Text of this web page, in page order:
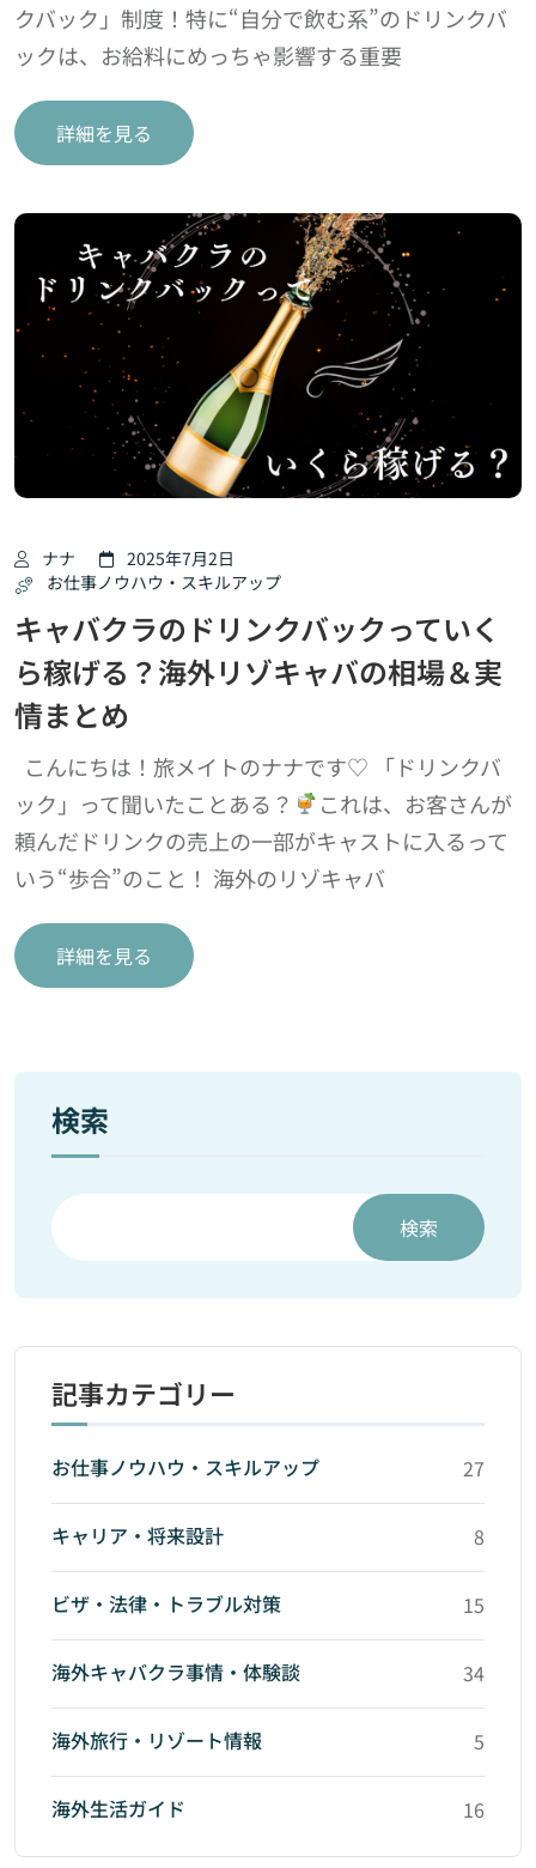
クバック」制度！特に“自分で飲む系”のドリンクバ
ックは、お給料にめっちゃ影響する重要
詳細を見る
ナナ
2025年7月2日
お仕事ノウハウ・スキルアップ
キャバクラのドリンクバックっていく
ら稼げる？海外リゾキャバの相場＆実
情まとめ
こんにちは！旅メイトのナナです♡ 「ドリンクバ
ック」って聞いたことある？
これは、お客さんが
頼んだドリンクの売上の一部がキャストに入るって
いう“歩合”のこと！ 海外のリゾキャバ
詳細を見る
検索
検索
記事カテゴリー
お仕事ノウハウ・スキルアップ 27
キャリア・将来設計 8
ビザ・法律・トラブル対策 15
海外キャバクラ事情・体験談 34
海外旅行・リゾート情報 5
海外生活ガイド 16